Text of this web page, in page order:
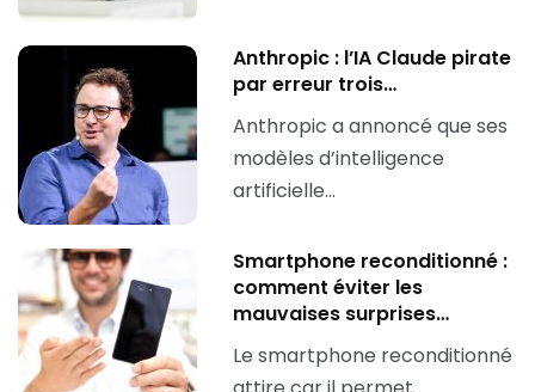
Anthropic : l’IA Claude pirate
par erreur trois…
Anthropic a annoncé que ses
modèles d’intelligence
artificielle…
Smartphone reconditionné :
comment éviter les
mauvaises surprises…
Le smartphone reconditionné